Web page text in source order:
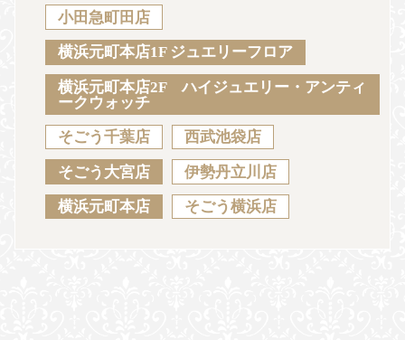
News Blog
Sustainability Voice Catalog
JA EN CH KO
小田急町田店
横浜元町本店1F ジュエリーフロア
横浜元町本店2F ハイジュエリー・アンティ
ークウォッチ
そごう千葉店 西武池袋店
そごう大宮店 伊勢丹立川店
横浜元町本店 そごう横浜店